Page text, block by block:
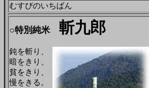
むすびのいちばん
○特別純米 斬九郎
鈍を斬り、
暗をきり、
貧をきり、
慢をきる。